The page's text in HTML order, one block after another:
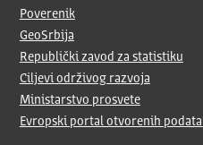
Poverenik
GeoSrbija
Republički zavod za statistiku
Ciljevi održivog razvoja
Ministarstvo prosvete
Evropski portal otvorenih